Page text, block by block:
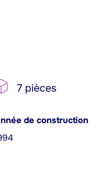
7 pièces
de construction